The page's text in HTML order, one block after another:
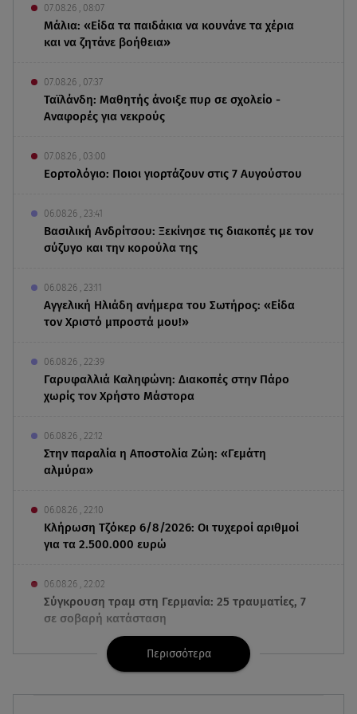
07.08.26 , 08:07
Μάλια: «Είδα τα παιδάκια να κουνάνε τα χέρια
και να ζητάνε βοήθεια»
07.08.26 , 07:37
Ταϊλάνδη: Μαθητής άνοιξε πυρ σε σχολείο -
Αναφορές για νεκρούς
07.08.26 , 03:00
Εορτολόγιο: Ποιοι γιορτάζουν στις 7 Αυγούστου
06.08.26 , 23:41
Βασιλική Ανδρίτσου: Ξεκίνησε τις διακοπές με τον
σύζυγο και την κορούλα της
06.08.26 , 23:11
Αγγελική Ηλιάδη ανήμερα του Σωτήρος: «Είδα
τον Χριστό μπροστά μου!»
06.08.26 , 22:39
Γαρυφαλλιά Καληφώνη: Διακοπές στην Πάρο
χωρίς τον Χρήστο Μάστορα
06.08.26 , 22:12
Στην παραλία η Αποστολία Ζώη: «Γεμάτη
αλμύρα»
06.08.26 , 22:10
Κλήρωση Τζόκερ 6/8/2026: Οι τυχεροί αριθμοί
για τα 2.500.000 ευρώ
06.08.26 , 22:02
Σύγκρουση τραμ στη Γερμανία: 25 τραυματίες, 7
σε σοβαρή κατάσταση
06.08.26 , 21:59
Νέες τουρκικές προκλήσεις στο Αιγαίο -
Αερομαχία με ελληνικά F-16
Περισσότερα